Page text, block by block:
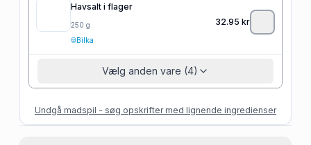
Havsalt i flager
250 g
Bilka
32.95 kr
Vælg anden vare (4)
Undgå madspil - søg opskrifter med lignende ingredienser